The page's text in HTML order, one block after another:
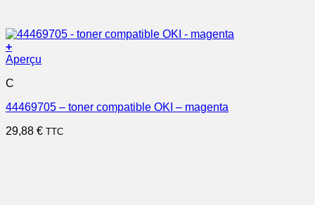
+
Aperçu
C
44469705 – toner compatible OKI – magenta
29,88 € TTC